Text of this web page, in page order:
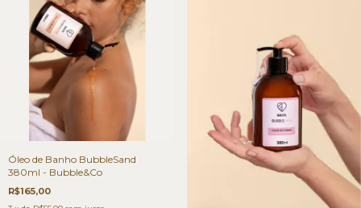
Óleo de Banho BubbleSand
380ml - Bubble&Co
R$165,00